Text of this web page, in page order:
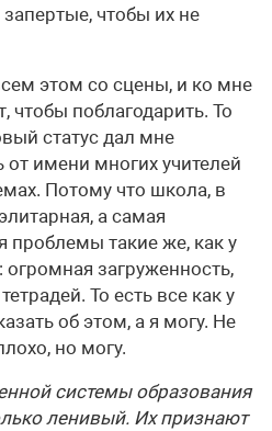
чтобы их не
этом со сцены, и ко мне
чтобы поблагодарить. То
статус дал мне
имени многих учителей
Потому что школа, в
а самая
проблемы такие же, как у
загруженность,
То есть все как у
об этом, а я могу. Не
но могу.
системы образования
ленивый. Их признают